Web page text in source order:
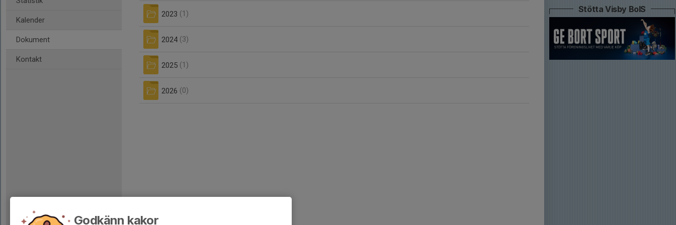
Kalender
Dokument
Kontakt
2023 (1)
2024 (3)
2025 (1)
2026 (0)
Stötta Visby BoIS
Godkänn kakor